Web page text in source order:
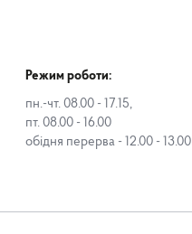
Режим роботи:
пн.-чт. 08.00 - 17.15,
пт. 08.00 - 16.00
обідня перерва - 12.00 - 13.00